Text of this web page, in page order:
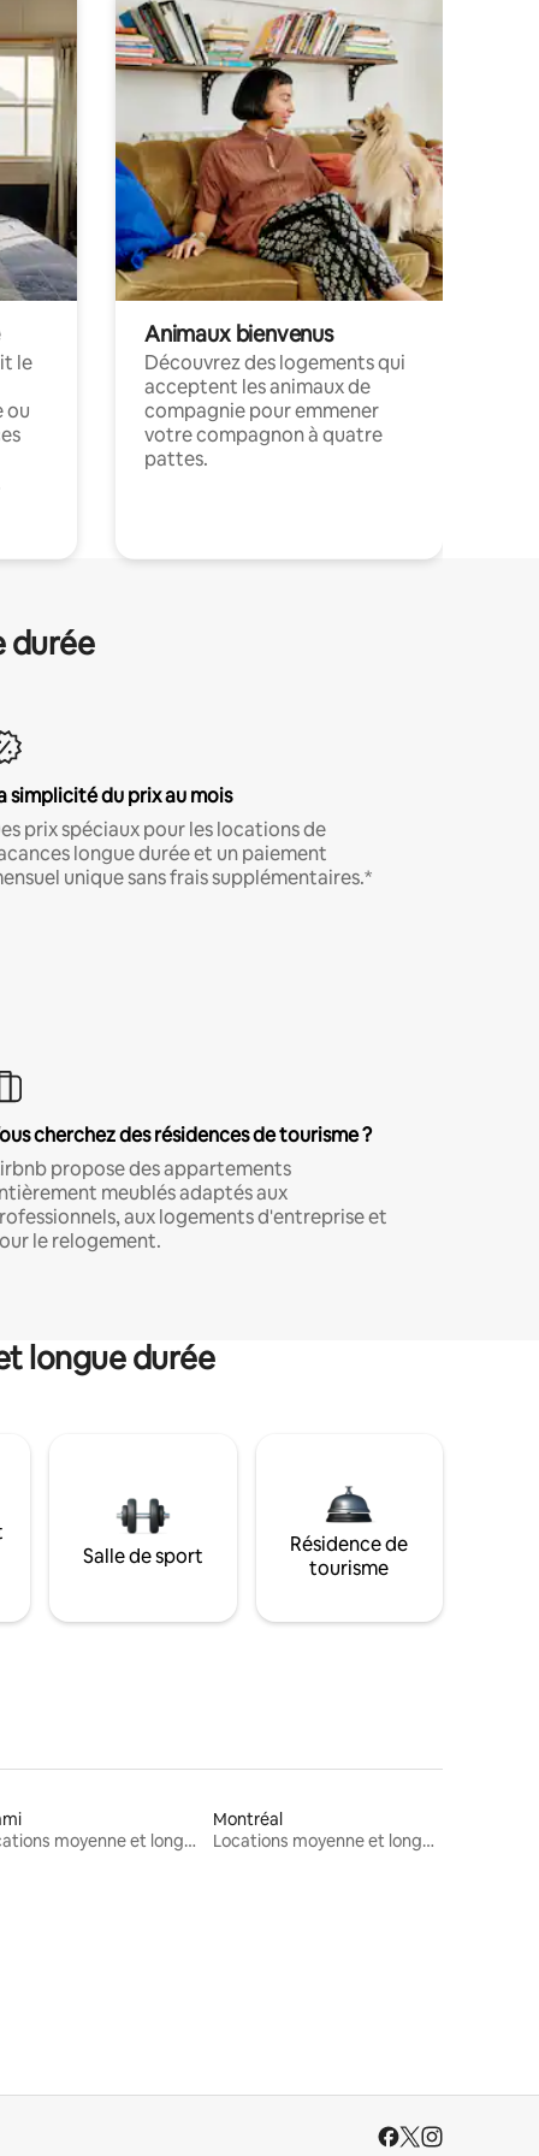
le
ou
Animaux bienvenus
Découvrez des logements qui
acceptent les animaux de
compagnie pour emmener
votre compagnon à quatre
pattes.
durée
simplicité du prix au mois
prix spéciaux pour les locations de
longue durée et un paiement
unique sans frais supplémentaires.*
cherchez des résidences de tourisme ?
propose des appartements
meublés adaptés aux
aux logements d'entreprise et
le relogement.
longue durée
Salle de sport
Résidence de
tourisme
Locations moyenne et longue durée
Montréal
Locations moyenne et longue durée